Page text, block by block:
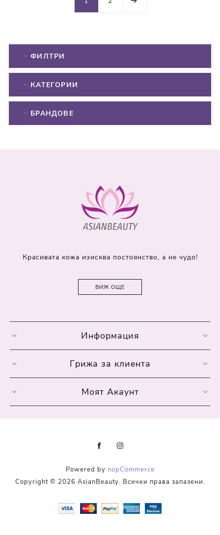
ФИЛТРИ
КАТЕГОРИИ
БРАНДОВЕ
Красивата кожа изисква постоянство, а не чудо!
ВИЖ ОЩЕ
Информация
Грижа за клиента
Моят Акаунт
Powered by nopCommerce
Copyright © 2026 AsianBeauty. Всички права запазени.